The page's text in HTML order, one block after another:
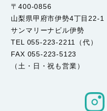
〒400-0856
山梨県甲府市伊勢4丁目22-1
サンマリーナビル伊勢
TEL 055-223-2211（代）
FAX 055-223-5123
（土・日・祝も営業）